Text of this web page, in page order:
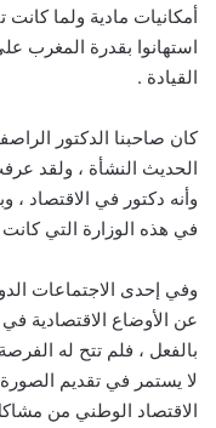
أمكانيات مادية ولما
استهانوا بقدرة المغرب
القيادة .
كان صاحبنا الدكتور
الحديث النشأة ، ولقد
وأنه دكتور في الاقتصاد ،
في هذه الوزارة التي
وفي إحدى الاجتماعات
عن الأوضاع الاقتصادية
بالفعل ، فلم تتح له
لا يستمر في تقديم
الاقتصاد الوطني من